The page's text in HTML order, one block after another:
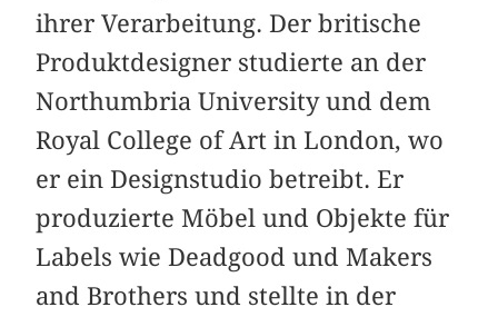
ihrer Verarbeitung. Der britische
Produktdesigner studierte an der
Northumbria University und dem
Royal College of Art in London, wo
er ein Designstudio betreibt. Er
produzierte Möbel und Objekte für
Labels wie Deadgood und Makers
and Brothers und stellte in der